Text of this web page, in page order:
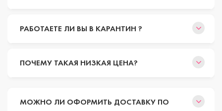
РАБОТАЕТЕ ЛИ ВЫ В КАРАНТИН ?
ПОЧЕМУ ТАКАЯ НИЗКАЯ ЦЕНА?
МОЖНО ЛИ ОФОРМИТЬ ДОСТАВКУ ПО